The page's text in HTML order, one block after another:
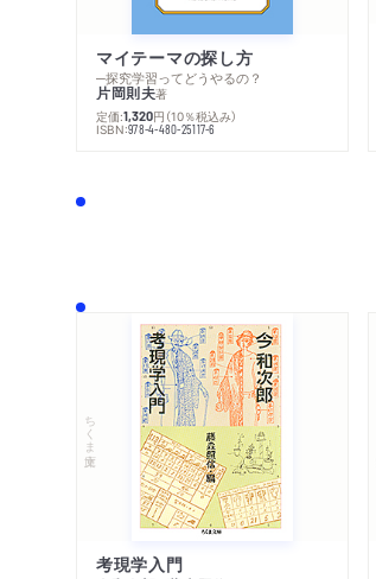
マイテーマの探し方
─探究学習ってどうやるの？
片岡則夫著
定価:1,320円 （10％税込み）
ISBN:978-4-480-25117-6
ちくま文庫
考現学入門